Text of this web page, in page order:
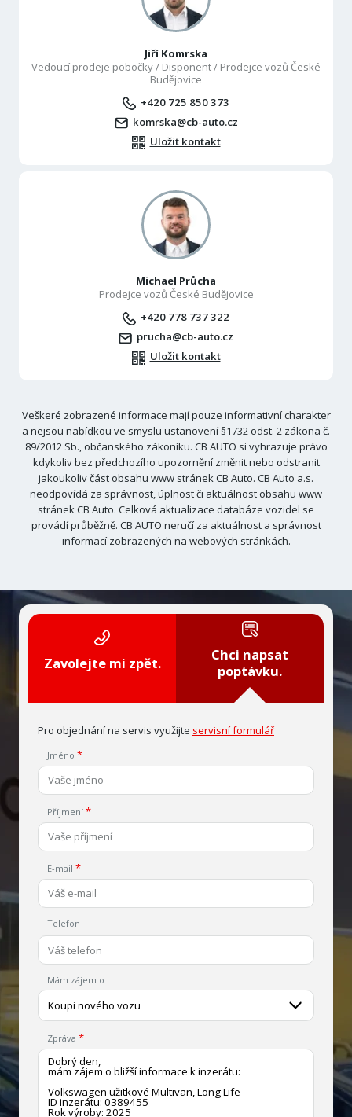
Jiří Komrska
Vedoucí prodeje pobočky / Disponent / Prodejce vozů České
Budějovice
+420 725 850 373
komrska@cb-auto.cz
Uložit kontakt
Michael Průcha
Prodejce vozů České Budějovice
+420 778 737 322
prucha@cb-auto.cz
Uložit kontakt
Veškeré zobrazené informace mají pouze informativní charakter
a nejsou nabídkou ve smyslu ustanovení §1732 odst. 2 zákona č.
89/2012 Sb., občanského zákoníku. CB AUTO si vyhrazuje právo
kdykoliv bez předchozího upozornění změnit nebo odstranit
jakoukoliv část obsahu www stránek CB Auto. CB Auto a.s.
neodpovídá za správnost, úplnost či aktuálnost obsahu www
stránek CB Auto. Celková aktualizace databáze vozidel se
provádí průběžně. CB AUTO neručí za aktuálnost a správnost
informací zobrazených na webových stránkách.
Zavolejte mi zpět.
Chci napsat
poptávku.
Pro objednání na servis využijte servisní formulář
Jméno
Příjmení
E-mail
Telefon
Mám zájem o
Koupi nového vozu
Zpráva